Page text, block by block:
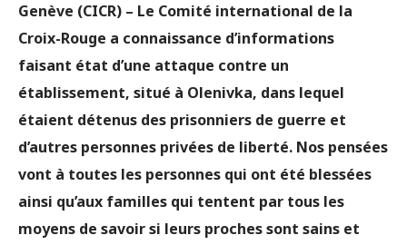
Genève (CICR) – Le Comité international de la
Croix-Rouge a connaissance d’informations
faisant état d’une attaque contre un
établissement, situé à Olenivka, dans lequel
étaient détenus des prisonniers de guerre et
d’autres personnes privées de liberté. Nos pensées
vont à toutes les personnes qui ont été blessées
ainsi qu’aux familles qui tentent par tous les
moyens de savoir si leurs proches sont sains et